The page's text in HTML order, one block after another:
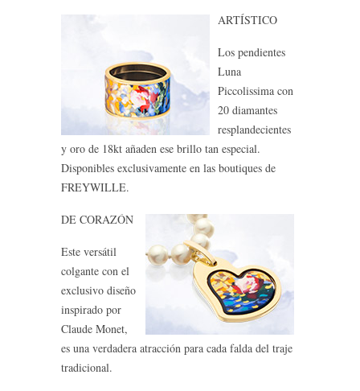
ARTÍSTICO
Los pendientes
Luna
Piccolissima con
20 diamantes
resplandecientes
y oro de 18kt añaden ese brillo tan especial.
Disponibles exclusivamente en las boutiques de
FREYWILLE.
DE CORAZÓN
Este versátil
colgante con el
exclusivo diseño
inspirado por
Claude Monet,
es una verdadera atracción para cada falda del traje
tradicional.